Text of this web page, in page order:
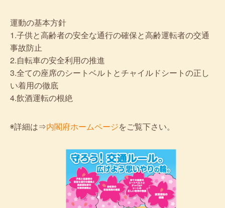
運動の基本方針
1.子供と高齢者の安全な通行の確保と高齢運転者の交通
事故防止
2.自転車の安全利用の推進
3.全ての座席のシートベルトとチャイルドシートの正し
い着用の徹底
4.飲酒運転の根絶
◉詳細は⇒内閣府ホームページをご覧下さい。